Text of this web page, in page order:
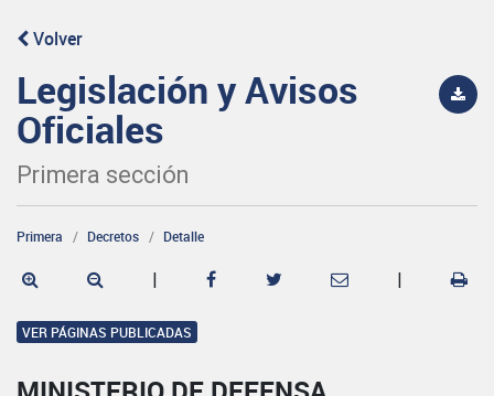
Volver
Legislación y Avisos
Oficiales
Primera sección
Primera Decretos Detalle
| |
VER PÁGINAS PUBLICADAS